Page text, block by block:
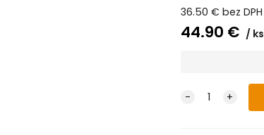
36.50 € bez DPH
44.90 € ks